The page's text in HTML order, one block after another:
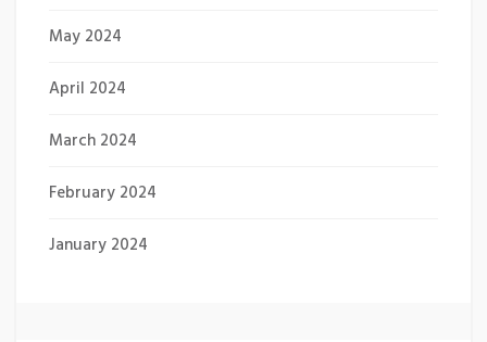
May 2024
April 2024
March 2024
February 2024
January 2024